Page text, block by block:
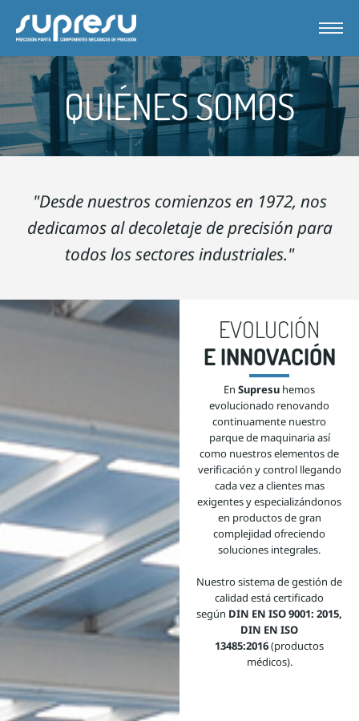
QUIÉNES SOMOS
"Desde nuestros comienzos en 1972, nos
dedicamos al decoletaje de precisión para
todos los sectores industriales."
EVOLUCIÓN
E INNOVACIÓN
En Supresu hemos
evolucionado renovando
continuamente nuestro
parque de maquinaria así
como nuestros elementos de
verificación y control llegando
cada vez a clientes mas
exigentes y especializándonos
en productos de gran
complejidad ofreciendo
soluciones integrales.
Nuestro sistema de gestión de
calidad está certificado
según DIN EN ISO 9001: 2015,
DIN EN ISO
13485:2016(productos
médicos).